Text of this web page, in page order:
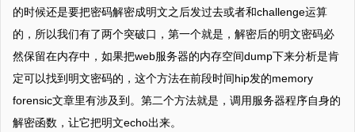
的时候还是要把密码解密成明文之后发过去或者和challenge运算
的，所以我们有了两个突破口，第一个就是，解密后的明文密码必
然保留在内存中，如果把web服务器的内存空间dump下来分析是肯
定可以找到明文密码的，这个方法在前段时间hip发的memory
forensic文章里有涉及到。第二个方法就是，调用服务器程序自身的
解密函数，让它把明文echo出来。